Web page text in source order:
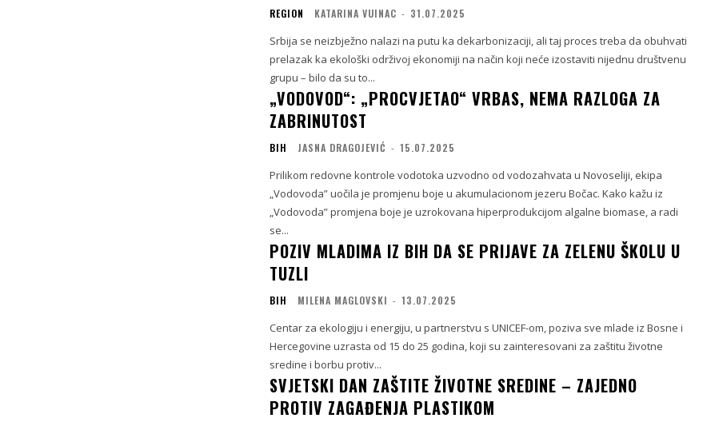
REGION KATARINA VUINAC - 31.07.2025
Srbija se neizbježno nalazi na putu ka dekarbonizaciji, ali taj proces treba da obuhvati
prelazak ka ekološki održivoj ekonomiji na način koji neće izostaviti nijednu društvenu
grupu – bilo da su to...
„VODOVOD“: „PROCVJETAO“ VRBAS, NEMA RAZLOGA ZA
ZABRINUTOST
BIH JASNA DRAGOJEVIĆ - 15.07.2025
Prilikom redovne kontrole vodotoka uzvodno od vodozahvata u Novoseliji, ekipa
„Vodovoda” uočila je promjenu boje u akumulacionom jezeru Bočac. Kako kažu iz
„Vodovoda” promjena boje je uzrokovana hiperprodukcijom algalne biomase, a radi
se...
POZIV MLADIMA IZ BIH DA SE PRIJAVE ZA ZELENU ŠKOLU U
TUZLI
BIH MILENA MAGLOVSKI - 13.07.2025
Centar za ekologiju i energiju, u partnerstvu s UNICEF-om, poziva sve mlade iz Bosne i
Hercegovine uzrasta od 15 do 25 godina, koji su zainteresovani za zaštitu životne
sredine i borbu protiv...
SVJETSKI DAN ZAŠTITE ŽIVOTNE SREDINE – ZAJEDNO
PROTIV ZAGAĐENJA PLASTIKOM